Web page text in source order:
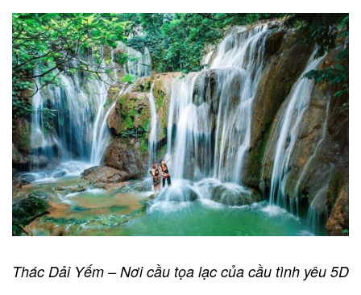
Thác Dải Yếm – Nơi cầu tọa lạc của cầu tình yêu 5D